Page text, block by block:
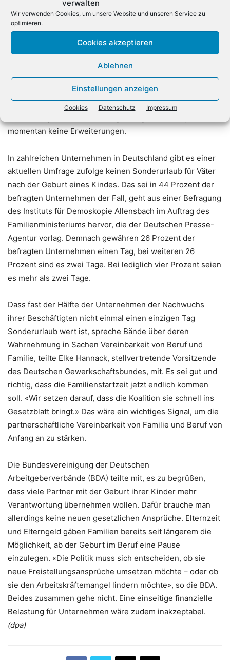
verwalten
Wir verwenden Cookies, um unsere Website und unseren Service zu
optimieren.
Cookies akzeptieren
Ablehnen
Einstellungen anzeigen
Cookies Datenschutz Impressum
Elterngeld halbiert hat.
Der Konsumgüterkonzern Beiersdorf findet das Vorhaben
gut. Auch die Deutsche Telekom befürworte Maßnahmen,
die eine gute Balance zwischen Job und Familie
unterstützen, teilte ein Sprecher mit. Beim Pharma- und
Technologiekonzern Merck stehe man dem Thema
ergebnisoffen gegenüber. Da das Unternehmen mit
momentan keine Erweiterungen.
In zahlreichen Unternehmen in Deutschland gibt es einer
aktuellen Umfrage zufolge keinen Sonderurlaub für Väter
nach der Geburt eines Kindes. Das sei in 44 Prozent der
befragten Unternehmen der Fall, geht aus einer Befragung
des Instituts für Demoskopie Allensbach im Auftrag des
Familienministeriums hervor, die der Deutschen Presse-
Agentur vorlag. Demnach gewähren 26 Prozent der
befragten Unternehmen einen Tag, bei weiteren 26
Prozent sind es zwei Tage. Bei lediglich vier Prozent seien
es mehr als zwei Tage.
Dass fast der Hälfte der Unternehmen der Nachwuchs
ihrer Beschäftigten nicht einmal einen einzigen Tag
Sonderurlaub wert ist, spreche Bände über deren
Wahrnehmung in Sachen Vereinbarkeit von Beruf und
Familie, teilte Elke Hannack, stellvertretende Vorsitzende
des Deutschen Gewerkschaftsbundes, mit. Es sei gut und
richtig, dass die Familienstartzeit jetzt endlich kommen
soll. «Wir setzen darauf, dass die Koalition sie schnell ins
Gesetzblatt bringt.» Das wäre ein wichtiges Signal, um die
partnerschaftliche Vereinbarkeit von Familie und Beruf von
Anfang an zu stärken.
Die Bundesvereinigung der Deutschen
Arbeitgeberverbände (BDA) teilte mit, es zu begrüßen,
dass viele Partner mit der Geburt ihrer Kinder mehr
Verantwortung übernehmen wollen. Dafür brauche man
allerdings keine neuen gesetzlichen Ansprüche. Elternzeit
und Elterngeld gäben Familien bereits seit längerem die
Möglichkeit, ab der Geburt im Beruf eine Pause
einzulegen. «Die Politik muss sich entscheiden, ob sie
neue Freistellungsansprüche umsetzen möchte – oder ob
sie den Arbeitskräftemangel lindern möchte», so die BDA.
Beides zusammen gehe nicht. Eine einseitige finanzielle
Belastung für Unternehmen wäre zudem inakzeptabel.
(dpa)